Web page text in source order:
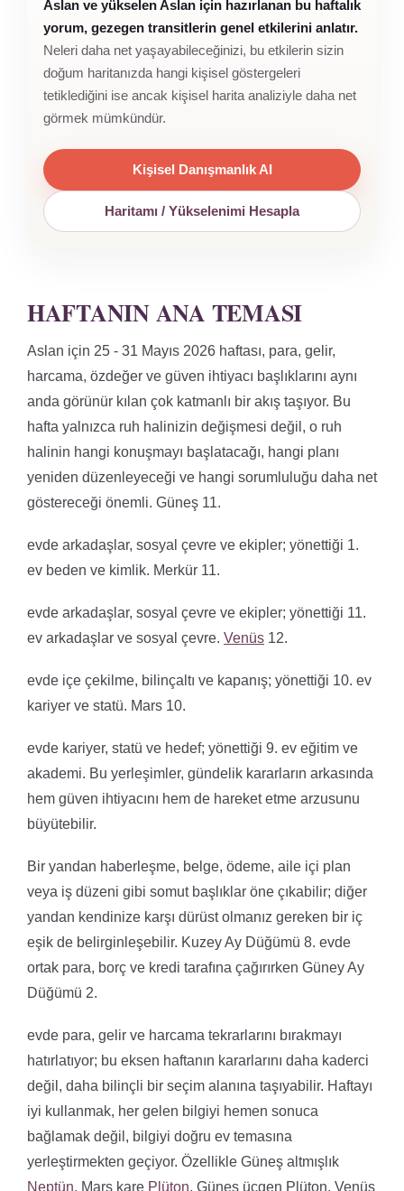
Aslan ve yükselen Aslan için hazırlanan bu haftalık
yorum, gezegen transitlerin genel etkilerini anlatır.
Neleri daha net yaşayabileceğinizi, bu etkilerin sizin
doğum haritanızda hangi kişisel göstergeleri
tetiklediğini ise ancak kişisel harita analiziyle daha net
görmek mümkündür.
Kişisel Danışmanlık Al
Haritamı / Yükselenimi Hesapla
HAFTANIN ANA TEMASI
Aslan için 25 - 31 Mayıs 2026 haftası, para, gelir,
harcama, özdeğer ve güven ihtiyacı başlıklarını aynı
anda görünür kılan çok katmanlı bir akış taşıyor. Bu
hafta yalnızca ruh halinizin değişmesi değil, o ruh
halinin hangi konuşmayı başlatacağı, hangi planı
yeniden düzenleyeceği ve hangi sorumluluğu daha net
göstereceği önemli. Güneş 11.
evde arkadaşlar, sosyal çevre ve ekipler; yönettiği 1.
ev beden ve kimlik. Merkür 11.
evde arkadaşlar, sosyal çevre ve ekipler; yönettiği 11.
ev arkadaşlar ve sosyal çevre. Venüs 12.
evde içe çekilme, bilinçaltı ve kapanış; yönettiği 10. ev
kariyer ve statü. Mars 10.
evde kariyer, statü ve hedef; yönettiği 9. ev eğitim ve
akademi. Bu yerleşimler, gündelik kararların arkasında
hem güven ihtiyacını hem de hareket etme arzusunu
büyütebilir.
Bir yandan haberleşme, belge, ödeme, aile içi plan
veya iş düzeni gibi somut başlıklar öne çıkabilir; diğer
yandan kendinize karşı dürüst olmanız gereken bir iç
eşik de belirginleşebilir. Kuzey Ay Düğümü 8. evde
ortak para, borç ve kredi tarafına çağırırken Güney Ay
Düğümü 2.
evde para, gelir ve harcama tekrarlarını bırakmayı
hatırlatıyor; bu eksen haftanın kararlarını daha kaderci
değil, daha bilinçli bir seçim alanına taşıyabilir. Haftayı
iyi kullanmak, her gelen bilgiyi hemen sonuca
bağlamak değil, bilgiyi doğru ev temasına
yerleştirmekten geçiyor. Özellikle Güneş altmışlık
Neptün, Mars kare Plüton, Güneş üçgen Plüton, Venüs